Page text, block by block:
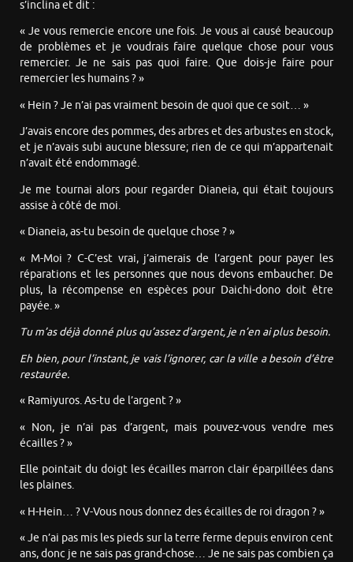
s’inclina et dit :
« Je vous remercie encore une fois. Je vous ai causé beaucoup
de problèmes et je voudrais faire quelque chose pour vous
remercier. Je ne sais pas quoi faire. Que dois-je faire pour
remercier les humains ? »
« Hein ? Je n’ai pas vraiment besoin de quoi que ce soit… »
J’avais encore des pommes, des arbres et des arbustes en stock,
et je n’avais subi aucune blessure; rien de ce qui m’appartenait
n’avait été endommagé.
Je me tournai alors pour regarder Dianeia, qui était toujours
assise à côté de moi.
« Dianeia, as-tu besoin de quelque chose ? »
« M-Moi ? C-C’est vrai, j’aimerais de l’argent pour payer les
réparations et les personnes que nous devons embaucher. De
plus, la récompense en espèces pour Daichi-dono doit être
payée. »
Tu m’as déjà donné plus qu’assez d’argent, je n’en ai plus besoin.
Eh bien, pour l’instant, je vais l’ignorer, car la ville a besoin d’être
restaurée.
« Ramiyuros. As-tu de l’argent ? »
« Non, je n’ai pas d’argent, mais pouvez-vous vendre mes
écailles ? »
Elle pointait du doigt les écailles marron clair éparpillées dans
les plaines.
« H-Hein… ? V-Vous nous donnez des écailles de roi dragon ? »
« Je n’ai pas mis les pieds sur la terre ferme depuis environ cent
ans, donc je ne sais pas grand-chose… Je ne sais pas combien ça